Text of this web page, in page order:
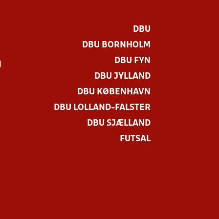
DBU
DBU BORNHOLM
DBU FYN
DBU JYLLAND
DBU KØBENHAVN
DBU LOLLAND-FALSTER
DBU SJÆLLAND
FUTSAL